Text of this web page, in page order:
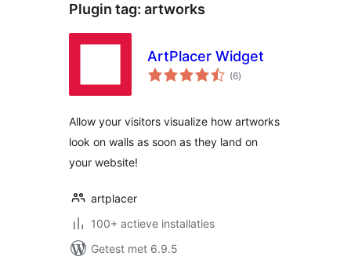
Plugin tag: artworks
ArtPlacer Widget
(6totaal
waarderingen
)
Allow your visitors visualize how artworks
look on walls as soon as they land on
your website!
artplacer
100+ actieve installaties
Getest met 6.9.5